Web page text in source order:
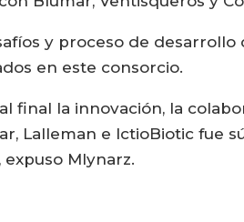
y proceso de desarrollo
en este consorcio.
final la innovación, la
Lalleman e IctioBiotic fue
Mlynarz.